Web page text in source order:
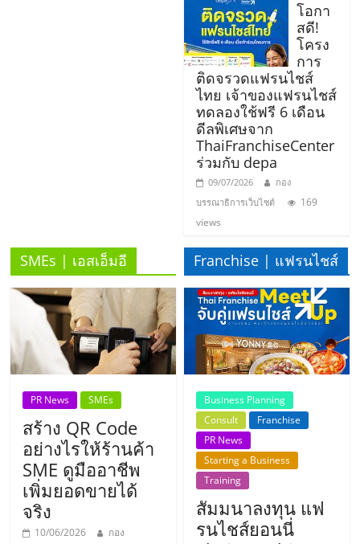
ลงทุน
น้อย
คืน
ทุน
ไว,
ที่
ปรึกษา
โอกา
สดี!
โครง
การ
ติดจรวดแฟรนไชส์
ไทย เจ้าของแฟรนไชส์
ทดลองใช้ฟรี 6 เดือน
ดีลพิเศษจาก
ThaiFranchiseCenter
ร่วมกับ depa
09/07/2026
กอง
บรรณาธิการเว็บไซต์
169
views
SMEs | เอสเอ็มอี
PR News SMEs
สร้าง QR Code
อย่างไรให้ร้านค้า
SME ดูมืออาชีพ
เพิ่มยอดขายได้
จริง
10/06/2026
กอง
Franchise | แฟรนไชส์
Business Planning
Consult
Franchise
PR News
Starting a Business
Training
สัมมนาลงทุน แฟ
รนไชส์ยอนนี่